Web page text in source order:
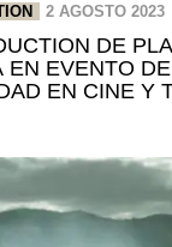
2 AGOSTO 2023
DE
EN EVENTO DE
EN CINE Y